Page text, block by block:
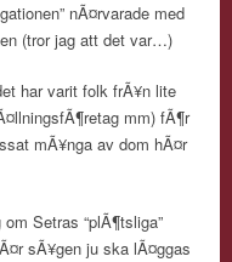
nÃ¤rvarade med
(tror jag att det var…)
har varit folk frÃ¥n lite
mm) fÃ¶r
mÃ¥nga av dom hÃ¤r
Setras “plÃ¶tsliga”
sÃ¥gen ju ska lÃ¤ggas